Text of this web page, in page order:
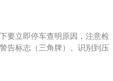
气压过低，在高速行驶时轮胎
且也会导致轮胎的使用寿命降
要立即停车查明原因，注意检
告标志（三角牌）。识别到压
清除一下看看是否还会提示，